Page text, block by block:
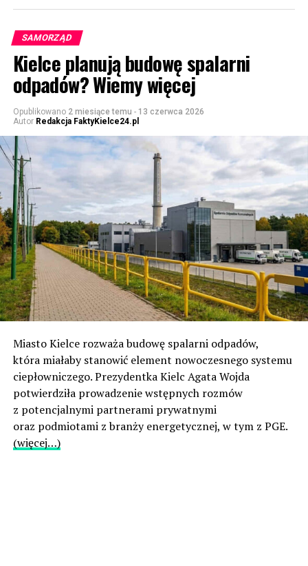
SAMORZĄD
Kielce planują budowę spalarni
odpadów? Wiemy więcej
Opublikowano 2 miesiące temu - 13 czerwca 2026
Autor Redakcja FaktyKielce24.pl
Miasto Kielce rozważa budowę spalarni odpadów,
która miałaby stanowić element nowoczesnego systemu
ciepłowniczego. Prezydentka Kielc Agata Wojda
potwierdziła prowadzenie wstępnych rozmów
z potencjalnymi partnerami prywatnymi
oraz podmiotami z branży energetycznej, w tym z PGE.
(więcej…)